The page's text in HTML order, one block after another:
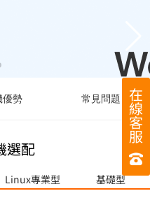
在
線
客
服
優勢 常見問題
選配
Linux專業型 基礎型